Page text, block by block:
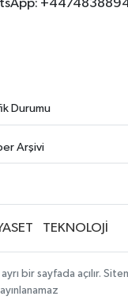
Durumu
Arşivi
TEKNOLOJİ
bir sayfada açılır.